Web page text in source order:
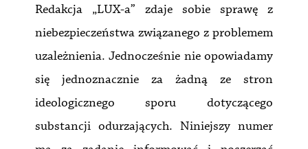
Redakcja „LUX-a” zdaje sobie sprawę z
niebezpieczeństwa związanego z problemem
uzależnienia. Jednocześnie nie opowiadamy
się jednoznacznie za żadną ze stron
ideologicznego sporu dotyczącego
substancji odurzających. Niniejszy numer